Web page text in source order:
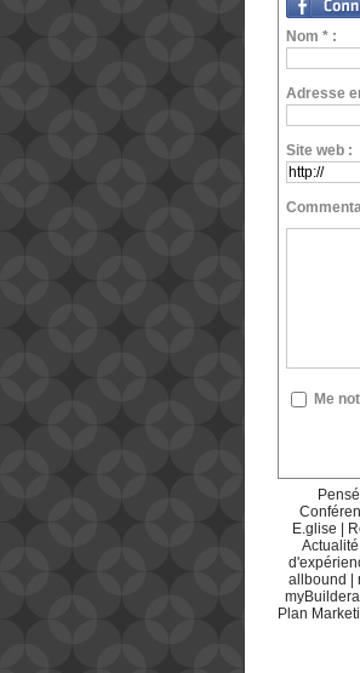
Nom * :
Adresse
Site web :
Me
E.glise
allbound
Plan